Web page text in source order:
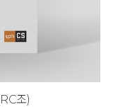
조)